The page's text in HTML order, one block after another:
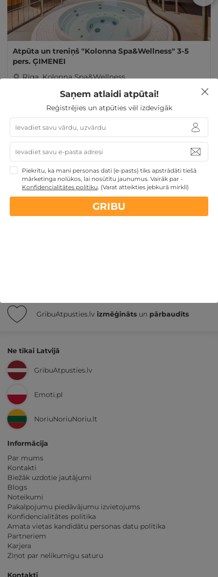
Atpūta un treniņš "Kolonna Spa&Wellness" 3-5
pers. ĢIMENEI
Rīga,Kolonna Spa&Wellness
Valentīndienas dāvanas
Ziemassvētku dāvanas
Dāvanas TĒVA DIENĀ
Dāvanas Sieviešu
dienā
Dāvanu idejas Dāvanas ar SPA
Dāvanas
Mātes dienā
Dāvanas VIŅAI Dāvanas VIŅAM
GribuAtpusties.lv izmēģināts un pārbaudīts
Ne tikai Latvijā
GribuAtpusties.lv
Emoti.pl
NoriuNoriuNoriu.lt
Informācija
Par mums
Kontakti
Biežāk uzdotie jautājumi
Blogs
Noteikumi
Pakalpojumu piedāvājumu izvietojums
Konfidencialitātes politika
Amata vietas kandidātu personas datu politika
Partneriem
Karjera
Ziņot par nelikumīgu saturu
Kontakti
Saņem atlaidi atpūtai!
Reģistrējies un atpūties vēl izdevīgāk
Piekrītu, ka mani personas dati (e-pasts) tiks apstrādāti tiešā
mārketinga nolūkos, lai nosūtītu jaunumus. Vairāk par -
Konfidencialitātes politiku. (Varat atteikties jebkurā mirklī)
GRIBU